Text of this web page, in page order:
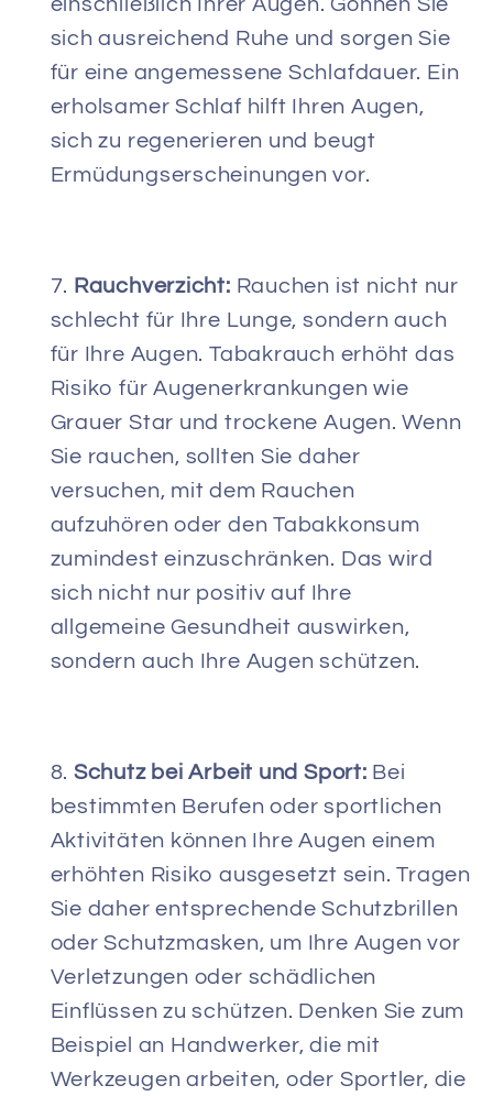
sich ausreichend Ruhe und sorgen Sie
für eine angemessene Schlafdauer. Ein
erholsamer Schlaf hilft Ihren Augen,
sich zu regenerieren und beugt
Ermüdungserscheinungen vor.
Rauchverzicht: Rauchen ist nicht nur
schlecht für Ihre Lunge, sondern auch
für Ihre Augen. Tabakrauch erhöht das
Risiko für Augenerkrankungen wie
Grauer Star und trockene Augen. Wenn
Sie rauchen, sollten Sie daher
versuchen, mit dem Rauchen
aufzuhören oder den Tabakkonsum
zumindest einzuschränken. Das wird
sich nicht nur positiv auf Ihre
allgemeine Gesundheit auswirken,
sondern auch Ihre Augen schützen.
Schutz bei Arbeit und Sport: Bei
bestimmten Berufen oder sportlichen
Aktivitäten können Ihre Augen einem
erhöhten Risiko ausgesetzt sein. Tragen
Sie daher entsprechende Schutzbrillen
oder Schutzmasken, um Ihre Augen vor
Verletzungen oder schädlichen
Einflüssen zu schützen. Denken Sie zum
Beispiel an Handwerker, die mit
Werkzeugen arbeiten, oder Sportler, die